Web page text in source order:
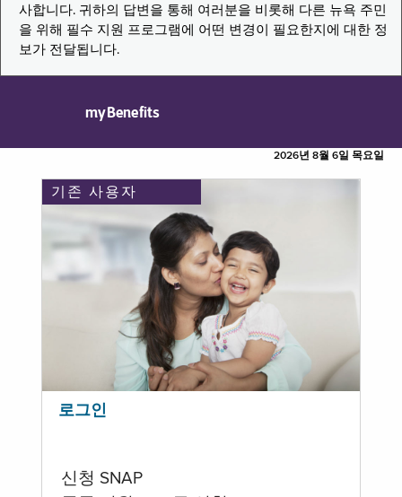
사합니다. 귀하의 답변을 통해 여러분을 비롯해 다른 뉴욕 주민
을 위해 필수 지원 프로그램에 어떤 변경이 필요한지에 대한 정
보가 전달됩니다.
myBenefits
2026년 8월 6일 목요일
기존 사용자
로그인
신청 SNAP